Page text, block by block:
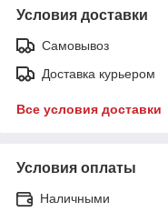
Условия доставки
Самовывоз
Доставка курьером
Все условия доставки
Условия оплаты
Наличными